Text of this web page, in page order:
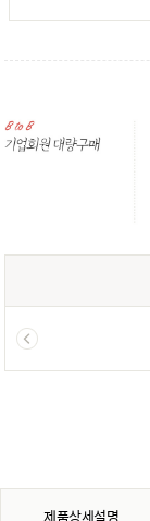
제품상세설명